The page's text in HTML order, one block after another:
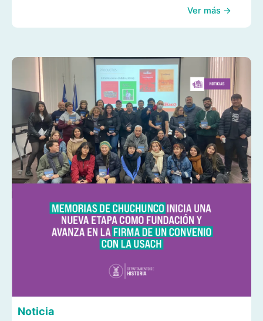
Ver más →
Noticia